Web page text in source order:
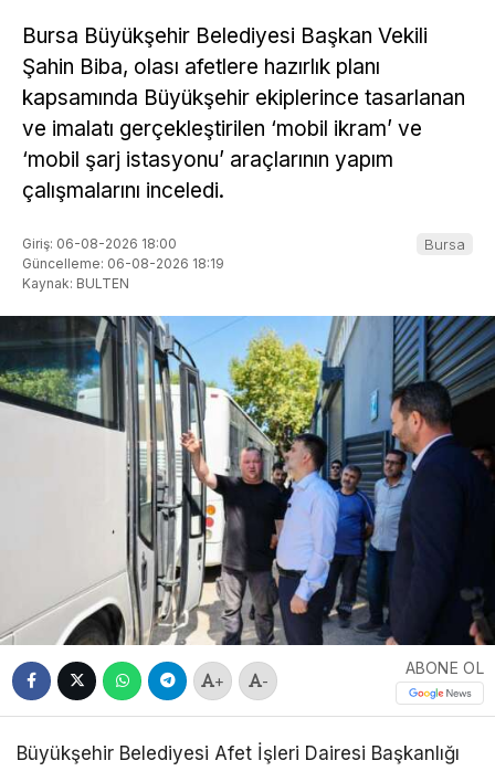
Bursa Büyükşehir Belediyesi Başkan Vekili
Şahin Biba, olası afetlere hazırlık planı
kapsamında Büyükşehir ekiplerince tasarlanan
ve imalatı gerçekleştirilen ‘mobil ikram’ ve
‘mobil şarj istasyonu’ araçlarının yapım
çalışmalarını inceledi.
Giriş: 06-08-2026 18:00
Güncelleme: 06-08-2026 18:19
Kaynak: BULTEN
Bursa
+ -
ABONE OL
Büyükşehir Belediyesi Afet İşleri Dairesi Başkanlığı